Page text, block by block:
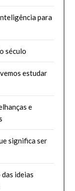
para
século
estudar
e
significa ser
ideias